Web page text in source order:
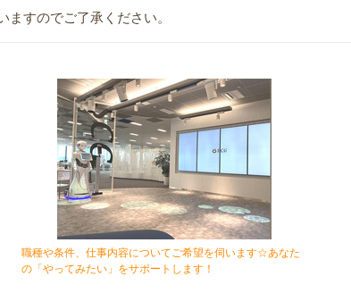
すのでご了承ください。
職種や条件、仕事内容についてご希望を伺います☆あなた
の「やってみたい」をサポートします！